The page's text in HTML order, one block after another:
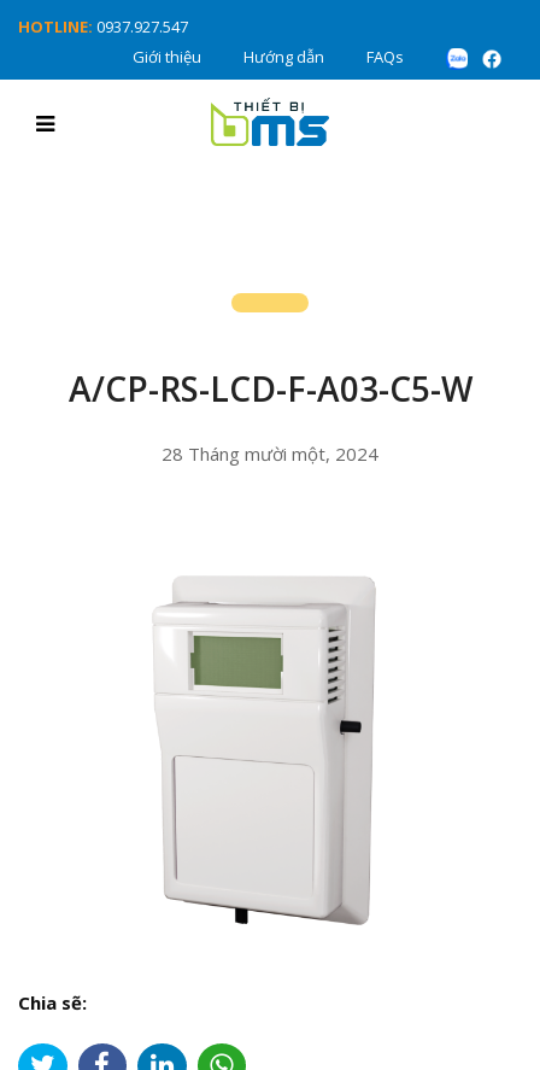
HOTLINE: 0937.927.547
Giới thiệu
Hướng dẫn FAQs
A/CP-RS-LCD-F-A03-C5-W
28 Tháng mười một, 2024
Chia sẽ: